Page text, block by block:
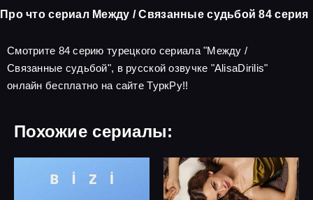
Про что сериал Между / Связанные судьбой 84 серия
Смотрите 84 серию турецкого сериала "Между /
Связанные судьбой", в русской озвучке "AlisaDirilis"
онлайн бесплатно на сайте ТуркРу!!
Похожие сериалы: